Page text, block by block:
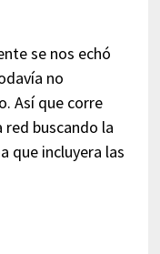
se nos echó
no
Así que corre
buscando la
que incluyera las